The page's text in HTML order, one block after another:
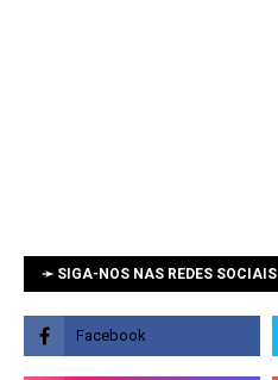
➛ SIGA-NOS NAS REDES SOCIAIS